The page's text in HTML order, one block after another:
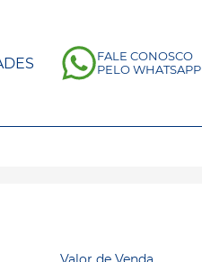
FALE CONOSCO
PELO WHATSAPP